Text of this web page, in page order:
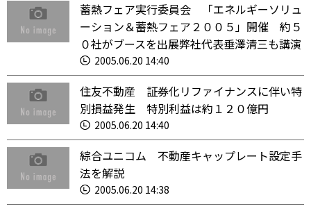
蓄熱フェア実行委員会 「エネルギーソリュ
ーション＆蓄熱フェア２００５」開催 約５
０社がブースを出展弊社代表垂澤清三も講演
2005.06.20 14:40
住友不動産 証券化リファイナンスに伴い特
別損益発生 特別利益は約１２０億円
2005.06.20 14:40
綜合ユニコム 不動産キャップレート設定手
法を解説
2005.06.20 14:38